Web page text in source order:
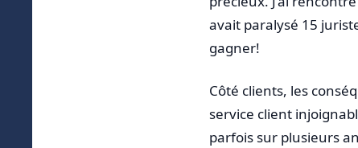
avait paralysé 15
gagner!
Côté clients, les
service client
parfois sur plusieurs